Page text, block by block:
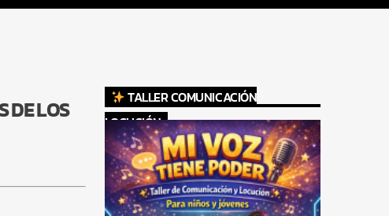
DE LOS
TALLER COMUNICACIÓN
LOCUCIÓN